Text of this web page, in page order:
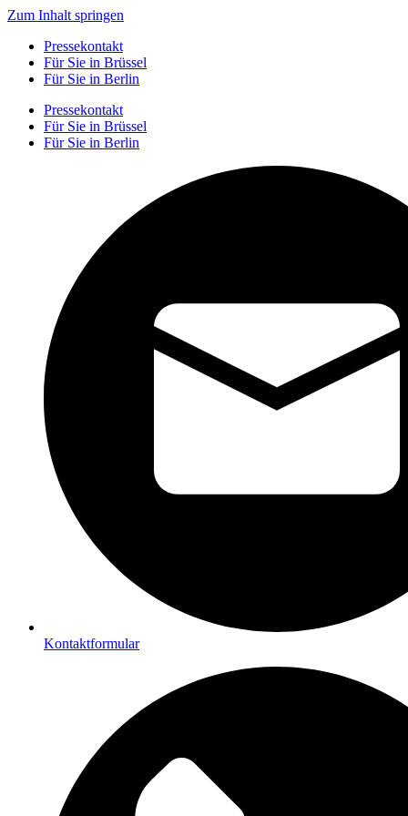
Zum Inhalt springen
Pressekontakt
Für Sie in Brüssel
Für Sie in Berlin
Pressekontakt
Für Sie in Brüssel
Für Sie in Berlin
Kontaktformular